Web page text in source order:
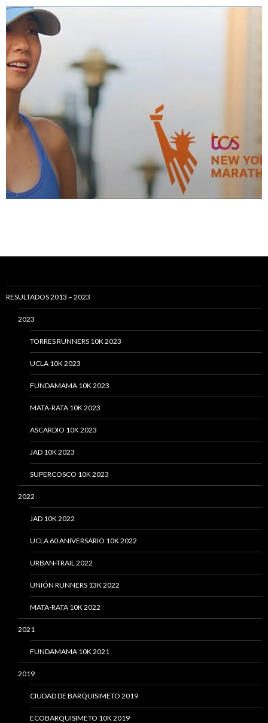
RESULTADOS 2013 – 2023
2023
TORRES RUNNERS 10K 2023
UCLA 10K 2023
FUNDAMAMA 10K 2023
MATA-RATA 10K 2023
ASCARDIO 10K 2023
JAD 10K 2023
SUPERCOSCO 10K 2023
2022
JAD 10K 2022
UCLA 60 ANIVERSARIO 10K 2022
URBAN-TRAIL 2022
UNIÓN RUNNERS 13K 2022
MATA-RATA 10K 2022
2021
FUNDAMAMA 10K 2021
2019
CIUDAD DE BARQUISIMETO 2019
ECOBARQUISIMETO 10K 2019